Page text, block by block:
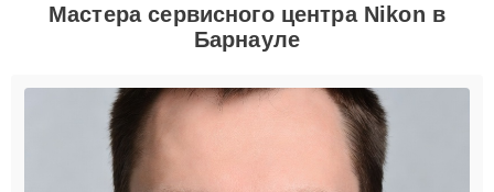
Мастера сервисного центра Nikon в
Барнауле